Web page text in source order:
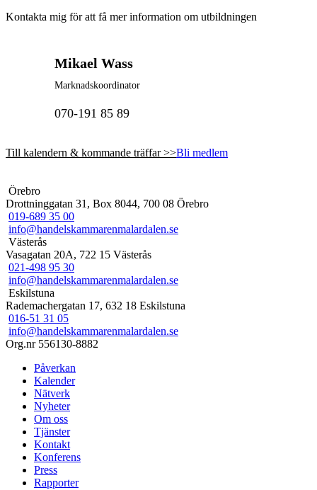
Kontakta mig för att få mer information om utbildningen
Mikael Wass
Marknadskoordinator
070-191 85 89
Till kalendern & kommande träffar >>Bli medlem
Örebro
Drottninggatan 31, Box 8044, 700 08 Örebro
019-689 35 00
info@handelskammarenmalardalen.se
Västerås
Vasagatan 20A, 722 15 Västerås
021-498 95 30
info@handelskammarenmalardalen.se
Eskilstuna
Rademachergatan 17, 632 18 Eskilstuna
016-51 31 05
info@handelskammarenmalardalen.se
Org.nr 556130-8882
Påverkan
Kalender
Nätverk
Nyheter
Om oss
Tjänster
Kontakt
Konferens
Press
Rapporter